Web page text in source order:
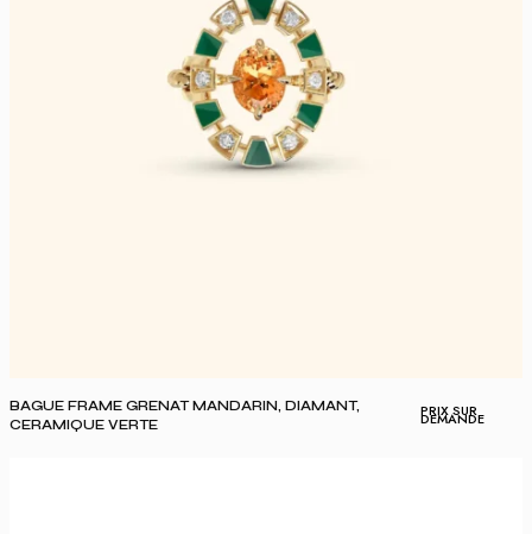
BAGUE FRAME GRENAT MANDARIN, DIAMANT,
CERAMIQUE VERTE
PRIX SUR
DEMANDE